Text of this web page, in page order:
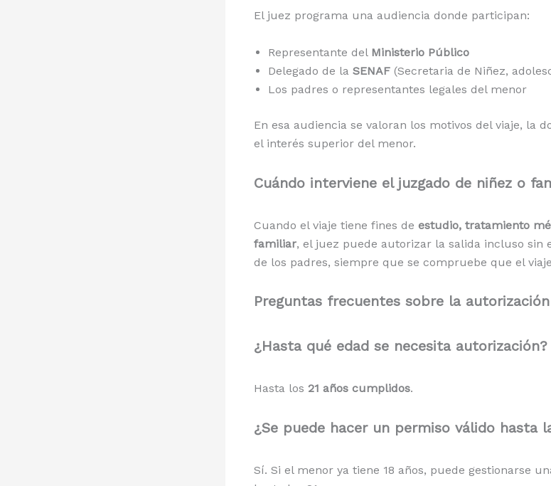
El juez programa una audiencia donde participan:
Representante del Ministerio Público
Delegado de la SENAF (Secretaria de Niñez,
Los padres o representantes legales del menor
En esa audiencia se valoran los motivos del viaje, la
el interés superior del menor.
Cuándo interviene el juzgado de niñez o
Cuando el viaje tiene fines de estudio, tratamiento
familiar, el juez puede autorizar la salida incluso sin
de los padres, siempre que se compruebe que el
Preguntas frecuentes sobre la
¿Hasta qué edad se necesita autorización?
Hasta los 21 años cumplidos.
¿Se puede hacer un permiso válido hasta
Sí. Si el menor ya tiene 18 años, puede gestionarse